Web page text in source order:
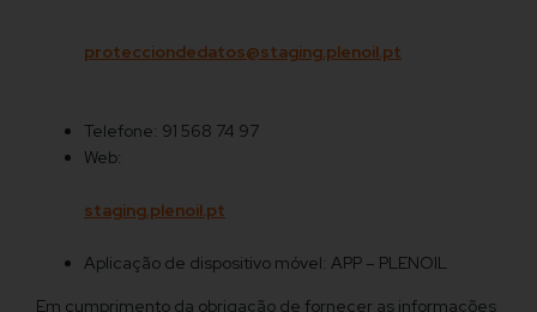
protecciondedatos@staging.plenoil.pt
Telefone: 91 568 74 97
Web:
staging.plenoil.pt
Aplicação de dispositivo móvel: APP – PLENOIL
Em cumprimento da obrigação de fornecer as informações